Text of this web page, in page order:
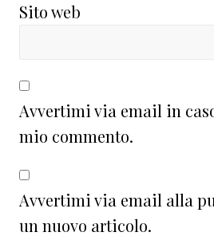
Sito web
Avvertimi via email in
mio commento.
Avvertimi via email alla
un nuovo articolo.